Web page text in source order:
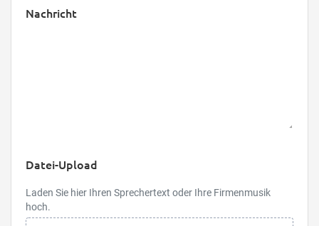
Nachricht
Datei-Upload
Laden Sie hier Ihren Sprechertext oder Ihre Firmenmusik
hoch.